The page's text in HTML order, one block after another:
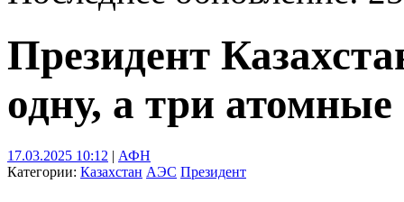
Президент
одну, а три
17.03.2025 10:12 | АФН
Категории: Казахстан АЭС Президент